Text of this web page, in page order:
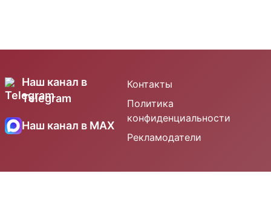
Наш канал в
Telegram
Наш канал в MAX
Контакты
Политика
конфиденциальности
Рекламодатели